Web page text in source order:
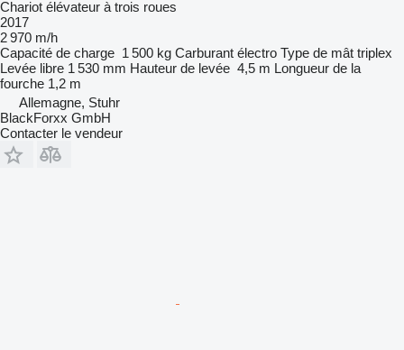
Chariot élévateur à trois roues
2017
2 970 m/h
Capacité de charge 1 500 kg Carburant électro Type de mât triplex
Levée libre 1 530 mm Hauteur de levée 4,5 m Longueur de la
fourche 1,2 m
Allemagne, Stuhr
BlackForxx GmbH
Contacter le vendeur